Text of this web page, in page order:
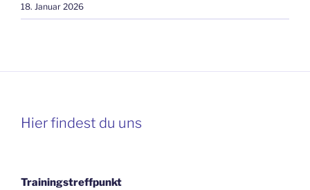
18. Januar 2026
Hier findest du uns
Trainingstreffpunkt